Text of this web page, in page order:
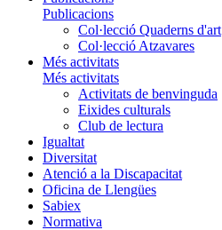
Publicacions
Col·lecció Quaderns d'art
Col·lecció Atzavares
Més activitats
Més activitats
Activitats de benvinguda
Eixides culturals
Club de lectura
Igualtat
Diversitat
Atenció a la Discapacitat
Oficina de Llengües
Sabiex
Normativa